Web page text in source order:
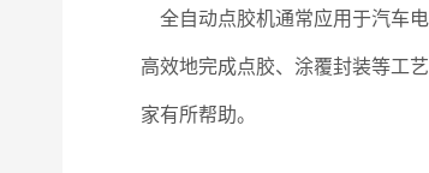
全自动点胶机通常应用于汽车
高效地完成点胶、涂覆封装等工
家有所帮助。